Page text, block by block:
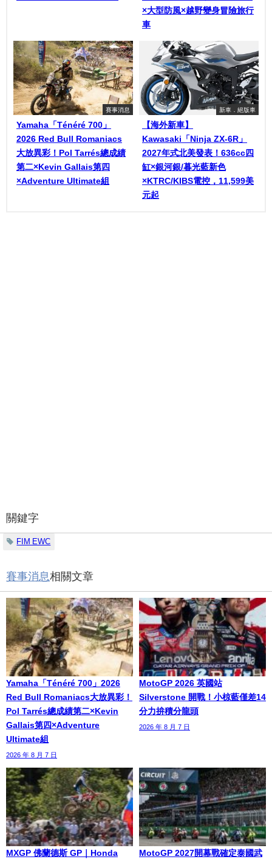
×大型防風×越野變身冒險旅行
車
賽事消息
Yamaha「Ténéré 700」
2026 Red Bull Romaniacs
大放異彩！Pol Tarrés總成績
第二×Kevin Gallais第四
×Adventure Ultimate組
新車．絕版車
【海外新車】
Kawasaki「Ninja ZX-6R」
2027年式北美發表！636cc四
缸×銀河銀/暮光藍新色
×KTRC/KIBS電控，11,599美
元起
關鍵字
FIM EWC
賽事消息相關文章
Yamaha「Ténéré 700」2026
Red Bull Romaniacs大放異彩！
Pol Tarrés總成績第二×Kevin
Gallais第四×Adventure
Ultimate組
2026 年 8 月 7 日
MotoGP 2026 英國站
Silverstone 開戰！小椋藍僅差14
分力拚積分龍頭
2026 年 8 月 7 日
MXGP 佛蘭德斯 GP｜Honda
MotoGP 2027開幕戰確定泰國武